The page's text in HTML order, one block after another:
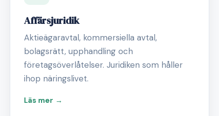
Affärsjuridik
Aktieägaravtal, kommersiella avtal,
bolagsrätt, upphandling och
företagsöverlåtelser. Juridiken som håller
ihop näringslivet.
Läs mer →